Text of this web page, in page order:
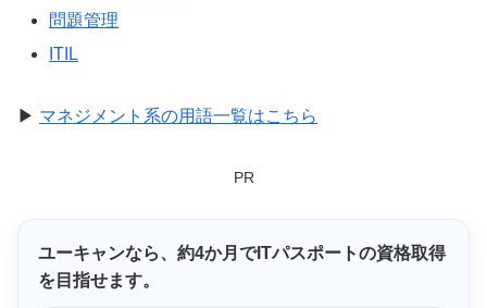
問題管理
ITIL
▶ マネジメント系の用語一覧はこちら
PR
ユーキャンなら、 約4か月 でITパスポートの資格取得
を目指せます。